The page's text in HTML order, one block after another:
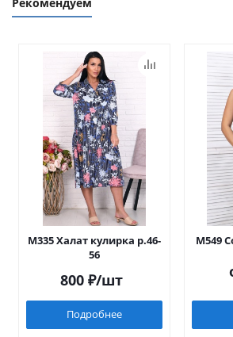
М335 Халат кулирка р.46-
56
800 ₽/шт
Подробнее
М549